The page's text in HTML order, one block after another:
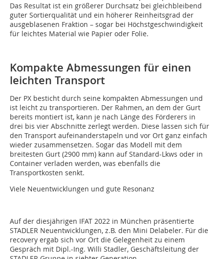
Das Resultat ist ein größerer Durchsatz bei gleichbleibend
guter Sortierqualität und ein höherer Reinheitsgrad der
ausgeblasenen Fraktion – sogar bei Höchstgeschwindigkeit
für leichtes Material wie Papier oder Folie.
Kompakte Abmessungen für einen
leichten Transport
Der PX besticht durch seine kompakten Abmessungen und
ist leicht zu transportieren. Der Rahmen, an dem der Gurt
bereits montiert ist, kann je nach Länge des Förderers in
drei bis vier Abschnitte zerlegt werden. Diese lassen sich für
den Transport aufeinanderstapeln und vor Ort ganz einfach
wieder zusammensetzen. Sogar das Modell mit dem
breitesten Gurt (2900 mm) kann auf Standard-Lkws oder in
Container verladen werden, was ebenfalls die
Transportkosten senkt.
Viele Neuentwicklungen und gute Resonanz
Auf der diesjährigen IFAT 2022 in München präsentierte
STADLER Neuentwicklungen, z.B. den Mini Delabeler. Für die
recovery ergab sich vor Ort die Gelegenheit zu einem
Gespräch mit Dipl.-Ing. Willi Stadler, Geschäftsleitung der